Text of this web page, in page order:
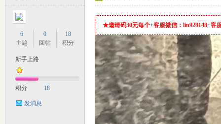
6
主题
0
回帖
18
积分
新手上路
积分 18
发消息
★邀请码30元每个+客服微信：lin928148+客